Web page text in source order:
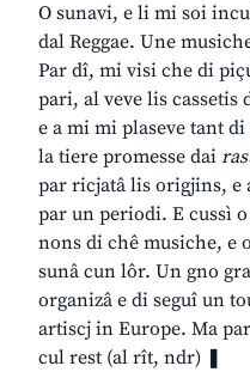
O sunavi, e li mi soi
dal Reggae. Une
Par dî, mi visi che di
pari, al veve lis cassetis
e a mi mi plaseve tant
la tiere promesse dai
par ricjatâ lis origjins, e
par un periodi. E cussì
nons di chê musiche, e
sunâ cun lôr. Un gno
organizâ e di seguî un
artiscj in Europe. Ma
cul rest (al rît, ndr) ❚